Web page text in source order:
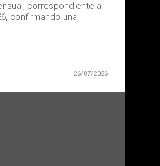
correspondiente a
confirmando una
26/07/2026